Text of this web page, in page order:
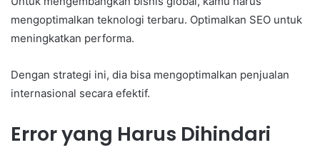
mengoptimalkan teknologi terbaru. Optimalkan SEO untuk
meningkatkan performa.
Dengan strategi ini, dia bisa mengoptimalkan penjualan
internasional secara efektif.
Error yang Harus Dihindari